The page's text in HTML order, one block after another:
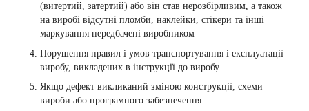
(витертий, затертий) або він став нерозбірливим, а також
на виробі відсутні пломби, наклейки, стікери та інші
маркування передбачені виробником
Порушення правил і умов транспортування і експлуатації
виробу, викладених в інструкції до виробу
Якщо дефект викликаний зміною конструкції, схеми
вироби або програмного забезпечення